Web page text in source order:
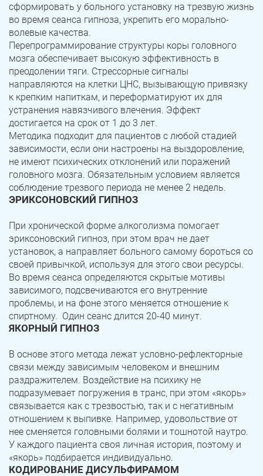
сформировать у больного установку на трезвую жизнь
во время сеанса гипноза, укрепить его морально-
волевые качества.
Перепрограммирование структуры коры головного
мозга обеспечивает высокую эффективность в
преодолении тяги. Стрессорные сигналы
направляются на клетки ЦНС, вызывающую привязку
к крепким напиткам, и переформатируют их для
устранения навязчивого влечения. Эффект
достигается на срок от 1 до 3 лет.
Методика подходит для пациентов с любой стадией
зависимости, если они настроены на выздоровление,
не имеют психических отклонений или поражений
головного мозга. Обязательным условием является
соблюдение трезвого периода не менее 2 недель.
ЭРИКСОНОВСКИЙ ГИПНОЗ
При хронической форме алкоголизма помогает
эриксоновский гипноз, при этом врач не дает
установок, а направляет больного самому бороться со
своей привычкой, используя для этого свои ресурсы.
Во время сеанса определяются скрытые мотивы
зависимого, подсвечиваются его внутренние
проблемы, и на фоне этого меняется отношение к
спиртному. Один сеанс длится 20-40 минут.
ЯКОРНЫЙ ГИПНОЗ
В основе этого метода лежат условно-рефлекторные
связи между зависимым человеком и внешним
раздражителем. Воздействие на психику не
подразумевает погружения в транс, при этом «якорь»
связывается как с трезвостью, так и с негативным
отношением к выпивке. Например, удовольствие от
нее сменяется головными болями и тошнотой наутро.
У каждого пациента своя личная история, поэтому и
«якорь» подбирается индивидуально.
КОДИРОВАНИЕ ДИСУЛЬФИРАМОМ